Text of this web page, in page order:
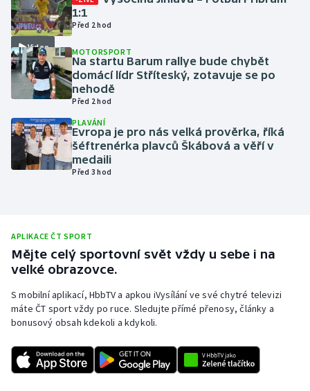
Motorsport
Olympijské hry
Parasport
Plavání
Plážový volejbal
Rychlostní kanoistika
Short track
Sportovní střelba
Stolní tenis
Video
1:1
Před 2 hod
MOTORSPORT
Na startu Barum rallye bude chybět
domácí lídr Stříteský, zotavuje se po
nehodě
Před 2 hod
PLAVÁNÍ
Evropa je pro nás velká prověrka, říká
šéftrenérka plavců Škábová a věří v
medaili
Před 3 hod
APLIKACE ČT SPORT
Mějte celý sportovní svět vždy u sebe i na
velké obrazovce.
S mobilní aplikací, HbbTV a apkou iVysílání ve své chytré televizi
máte ČT sport vždy po ruce. Sledujte přímé přenosy, články a
bonusový obsah kdekoli a kdykoli.